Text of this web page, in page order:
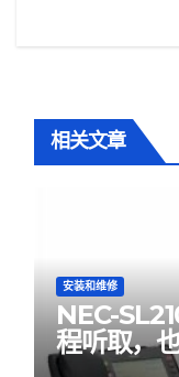
相关文章
安装和维修
NEC-
程听取，